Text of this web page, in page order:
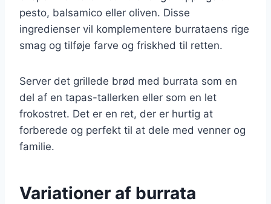
pesto, balsamico eller oliven. Disse
ingredienser vil komplementere burrataens rige
smag og tilføje farve og friskhed til retten.
Server det grillede brød med burrata som en
del af en tapas-tallerken eller som en let
frokostret. Det er en ret, der er hurtig at
forberede og perfekt til at dele med venner og
familie.
Variationer af burrata